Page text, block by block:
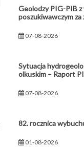
Geolodzy PIG-PIB
poszukiwawczym za
07-08-2026
Sytuacja
olkuskim – Raport
07-08-2026
82. rocznica
01-08-2026